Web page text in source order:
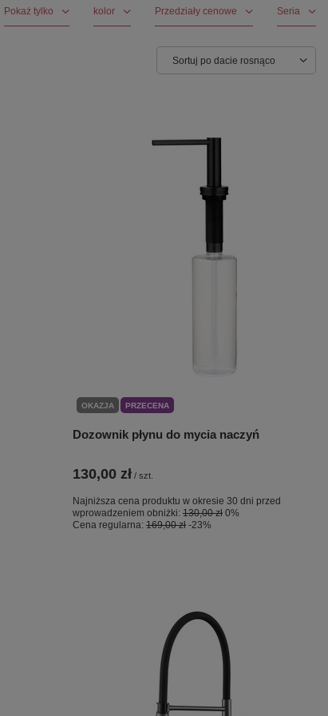
Pokaż tylko kolor Przedziały cenowe Seria
Sortuj po dacie rosnąco
OKAZJA PRZECENA
Dozownik płynu do mycia naczyń
130,00 zł / szt.
Najniższa cena produktu w okresie 30 dni przed
wprowadzeniem obniżki: 130,00 zł 0%
Cena regularna: 169,00 zł -23%